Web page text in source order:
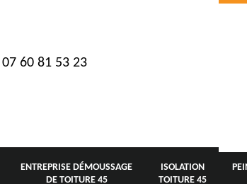
07 60 81 53 23
ENTREPRISE DÉMOUSSAGE
DE TOITURE 45
ISOLATION
TOITURE 45